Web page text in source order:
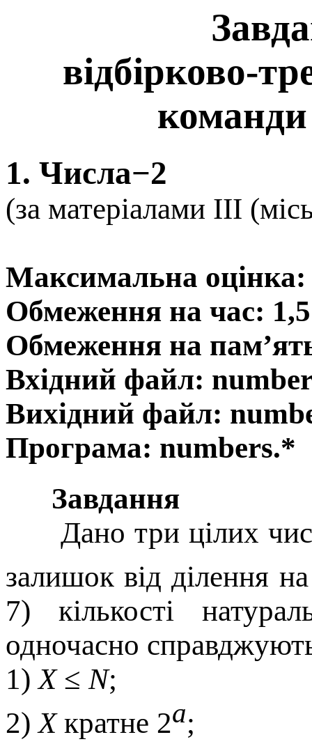
відбірково-
1. Числа−2
(за матеріалами ІІІ
Максимальна оцінка:
Обмеження на час:
Обмеження на
Вхідний файл:
Вихідний файл:
Програма: numbers.*
Завдання
Дано три цілих
залишок від ділення
7) кількості
одночасно
1)X≤ N;
2)Xкратне 2a;